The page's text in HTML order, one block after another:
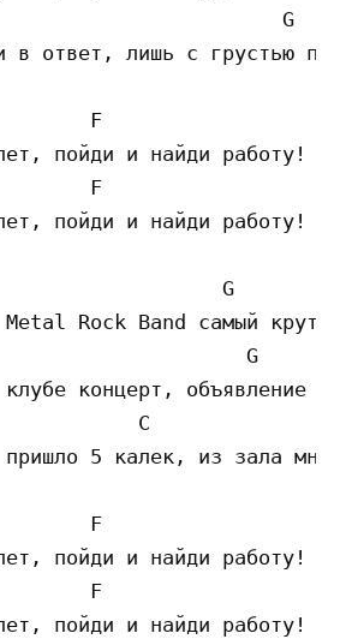
G
в ответ, лишь с грустью
F
пойди и найди работу!
F
пойди и найди работу!
G
Rock Band самый
G
концерт, объявление
C
5 калек, из зала мне
F
пойди и найди работу!
F
пойди и найди работу!